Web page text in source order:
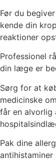
Før du
kende din
reaktioner
Professionel
din læge er
Sørg for at
medicinske
får en alvorlig
Pak dine
antihistaminer